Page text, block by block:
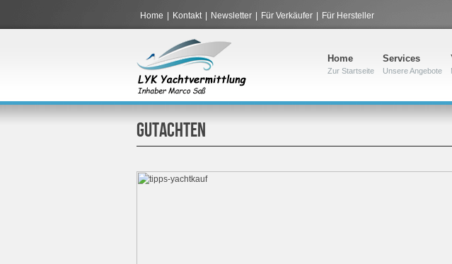
Home Kontakt Newsletter Für Verkäufer Für Hersteller
Home
Zur Startseite
Services
Unsere Angebote
GUTACHTEN